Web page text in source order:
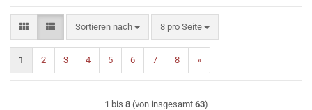
Sortieren nach
Sortieren nach 8 pro Seite
pro Seite
1 2 3 4 5 6 7 8 »
1 bis 8(von insgesamt 63)